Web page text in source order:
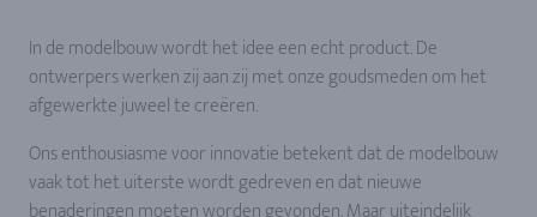
In de modelbouw wordt het idee een echt product. De
ontwerpers werken zij aan zij met onze goudsmeden om het
afgewerkte juweel te creëren.
Ons enthousiasme voor innovatie betekent dat de modelbouw
vaak tot het uiterste wordt gedreven en dat nieuwe